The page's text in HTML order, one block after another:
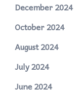
December 2024
October 2024
August 2024
July 2024
June 2024